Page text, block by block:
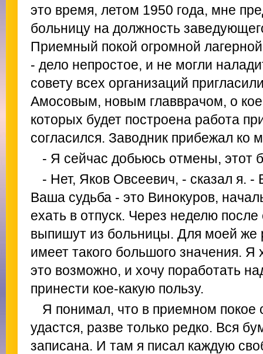
это время, летом 1950 года, мне
больницу на должность
Приемный покой огромной
- дело непростое, и не могли
совету всех организаций
Амосовым, новым главврачом, о
которых будет построена работа
согласился. Заводник прибежал ко
- Я сейчас добьюсь отмены, этот
- Нет, Яков Овсеевич, - сказал я.
Ваша судьба - это Винокуров,
ехать в отпуск. Через неделю после
выпишут из больницы. Для моей же
имеет такого большого значения. Я
это возможно, и хочу поработать
принести кое-какую пользу.
Я понимал, что в приемном покое
удастся, разве только редко. Вся
записана. И там я писал каждую